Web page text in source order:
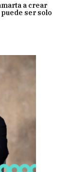
a crear
ser solo